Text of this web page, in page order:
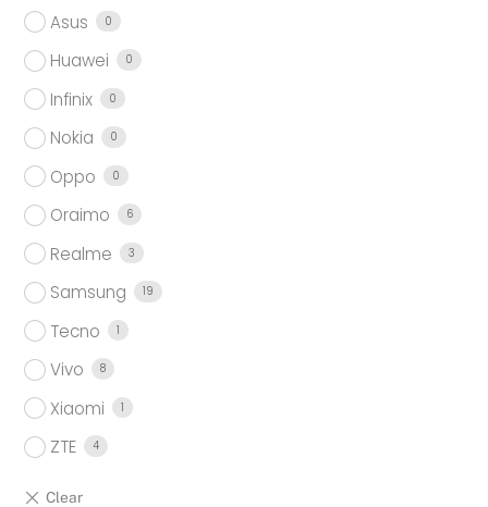
Asus 0
Huawei 0
Infinix 0
Nokia 0
Oppo 0
Oraimo 6
Realme 3
Samsung 19
Tecno 1
Vivo 8
Xiaomi 1
ZTE 4